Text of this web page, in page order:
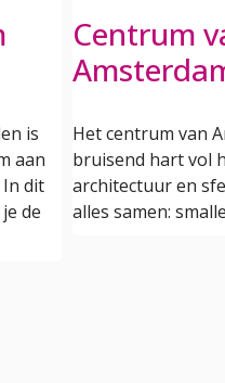
is
aan
dit
de
Centrum
Het centrum van
bruisend hart vol
architectuur en
alles samen: